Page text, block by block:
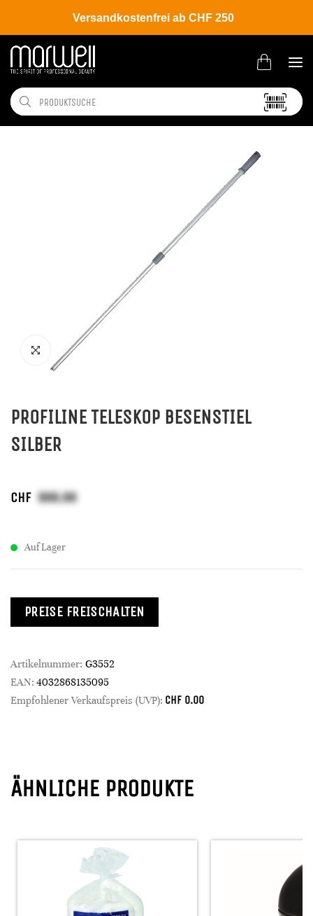
Versandkostenfrei ab CHF 250
Shop Salon Accessoire | Diverses Zubehör
PROFILINE TELESKOP BESENSTIEL
SILBER
CHF
Auf Lager
PREISE FREISCHALTEN
Artikelnummer: G3552
EAN: 4032868135095
Empfohlener Verkaufspreis (UVP): CHF 0.00
ÄHNLICHE PRODUKTE